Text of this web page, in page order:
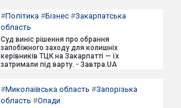
#Політика #Бізнес #Закарпатська
область
Суд виніс рішення про обрання
запобіжного заходу для колишніх
керівників ТЦК на Закарпатті — їх
затримали під варту. - Завтра.UA
#Миколаївська область #Запорізька
область #Опади